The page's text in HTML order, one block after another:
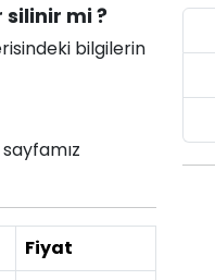
mi ?
bilgilerin
Fiyat